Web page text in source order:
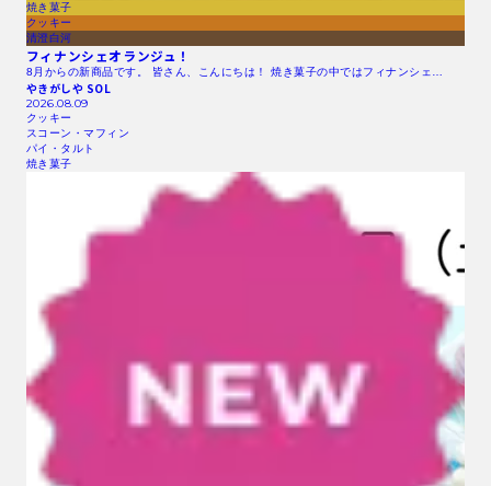
焼き菓子
クッキー
清澄白河
フィナンシェオランジュ！
8月からの新商品です。 皆さん、こんにちは！ 焼き菓子の中ではフィナンシェ…
やきがしや SOL
2026.08.09
クッキー
スコーン・マフィン
パイ・タルト
焼き菓子